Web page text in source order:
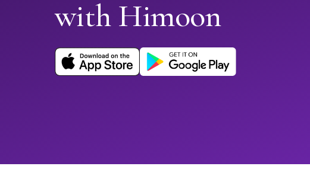
with Himoon